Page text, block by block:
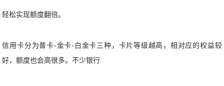
轻松实现额度翻倍。
信用卡分为普卡-金卡-白金卡三种，卡片等级越高，相对应的权益较
好，额度也会高很多。不少银行